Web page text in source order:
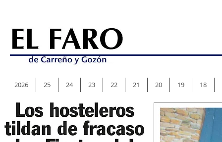
2026 25 24 23 22 21 20 19 18